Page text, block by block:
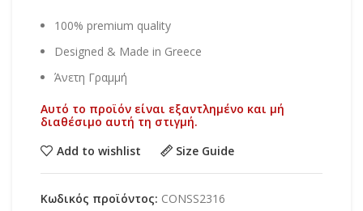
100% premium quality
Designed & Made in Greece
Άνετη Γραμμή
Αυτό το προϊόν είναι εξαντλημένο και μή
διαθέσιμο αυτή τη στιγμή.
Add to wishlist
Size Guide
Κωδικός προϊόντος: CONSS2316